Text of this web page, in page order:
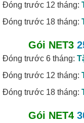
Đóng trước 12 tháng:
Đóng trước 18 tháng:
Gói NET3
Đóng trước 6 tháng:
Đóng trước 12 tháng:
Đóng trước 18 tháng:
Gói NET4